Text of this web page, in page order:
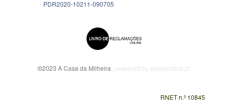
PDR2020-10211-090705
©2023 A Casa da Milheira | powered by esferacritica.pt
RNET n.º 10845